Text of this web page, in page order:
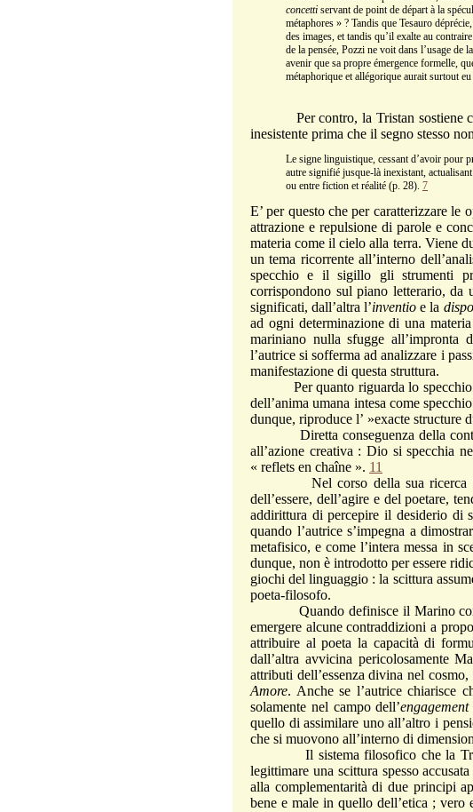
concetti servant de point de départ à la
métaphores » ? Tandis que Tesauro
des images, et tandis qu’il exalte au
de la pensée, Pozzi ne voit dans l’usage de
avenir que sa propre émergence formelle,
métaphorique et allégorique aurait surtout
Per contro, la Tristan sostiene che
inesistente prima che il segno stesso
Le signe linguistique, cessant d’avoir pour
autre signifié jusque-là inexistant,
ou entre fiction et réalité (p. 28). 7
E’ per questo che per caratterizzare
attrazione e repulsione di parole e
materia come il cielo alla terra. Viene
un tema ricorrente all’interno
specchio e il sigillo gli strumenti
corrispondono sul piano letterario, da
significati, dall’altra l’inventio e la
ad ogni determinazione di una
mariniano nulla sfugge all’impronta
l’autrice si sofferma ad analizzare i
manifestazione di questa struttura.
Per quanto riguarda lo specchio
dell’anima umana intesa come
dunque, riproduce l’ »exacte structure
Diretta conseguenza della
all’azione creativa : Dio si specchia
« reflets en chaîne ». 11
Nel corso della sua ricerca la
dell’essere, dell’agire e del poetare,
addirittura di percepire il desiderio di
quando l’autrice s’impegna a
metafisico, e come l’intera messa in
dunque, non è introdotto per essere
giochi del linguaggio : la scittura
poeta-filosofo.
Quando definisce il Marino come
emergere alcune contraddizioni a
attribuire al poeta la capacità di
dall’altra avvicina pericolosamente
attributi dell’essenza divina nel
Amore. Anche se l’autrice chiarisce
solamente nel campo dell’
quello di assimilare uno all’altro i
che si muovono all’interno di
Il sistema filosofico che la Tristan
legittimare una scittura spesso
alla complementarità di due principi
bene e male in quello dell’etica ; vero